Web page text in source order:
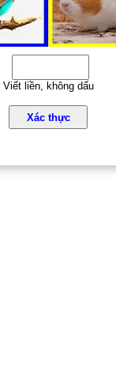
Viết liền, không dấu
Xác thực